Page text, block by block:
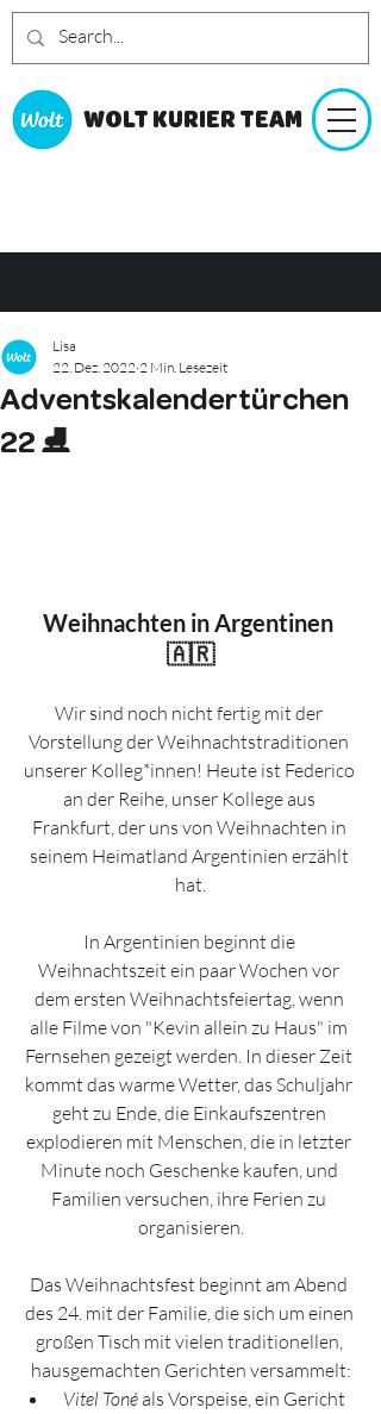
WOLT KURIER TEAM
Adventskalendertürchen
22 ⛸
Lisa
22. Dez. 2022 2 Min. Lesezeit
Weihnachten in Argentinen
🇦🇷
Wir sind noch nicht fertig mit der
Vorstellung der Weihnachtstraditionen
unserer Kolleg*innen! Heute ist Federico
an der Reihe, unser Kollege aus
Frankfurt, der uns von Weihnachten in
seinem Heimatland Argentinien erzählt
hat.
In Argentinien beginnt die
Weihnachtszeit ein paar Wochen vor
dem ersten Weihnachtsfeiertag, wenn
alle Filme von "Kevin allein zu Haus" im
Fernsehen gezeigt werden. In dieser Zeit
kommt das warme Wetter, das Schuljahr
geht zu Ende, die Einkaufszentren
explodieren mit Menschen, die in letzter
Minute noch Geschenke kaufen, und
Familien versuchen, ihre Ferien zu
organisieren.
Das Weihnachtsfest beginnt am Abend
des 24. mit der Familie, die sich um einen
großen Tisch mit vielen traditionellen,
hausgemachten Gerichten versammelt:
Vitel Toné als Vorspeise, ein Gericht